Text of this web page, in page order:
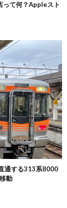
って何？Appleスト
通する313系8000
動